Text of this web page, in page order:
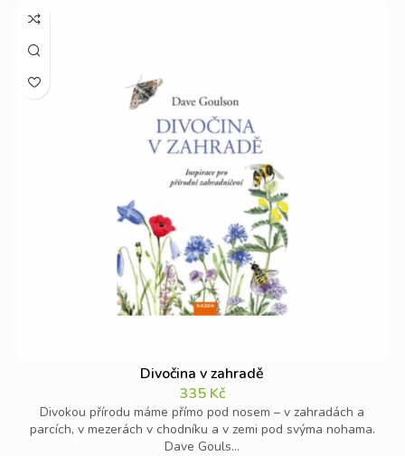
Divočina v zahradě
335 Kč
Divokou přírodu máme přímo pod nosem – v zahradách a
parcích, v mezerách v chodníku a v zemi pod svýma nohama.
Dave Gouls...